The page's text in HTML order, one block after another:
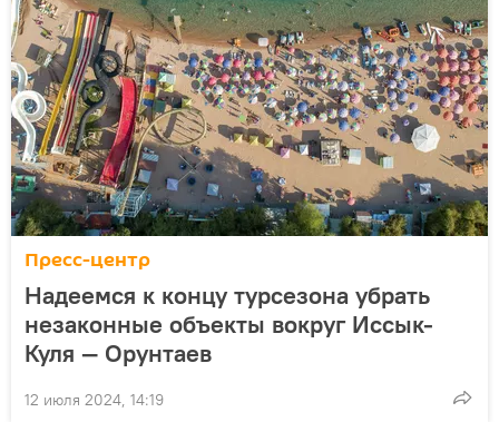
Пресс-центр
Надеемся к концу турсезона убрать
незаконные объекты вокруг Иссык-
Куля — Орунтаев
12 июля 2024, 14:19